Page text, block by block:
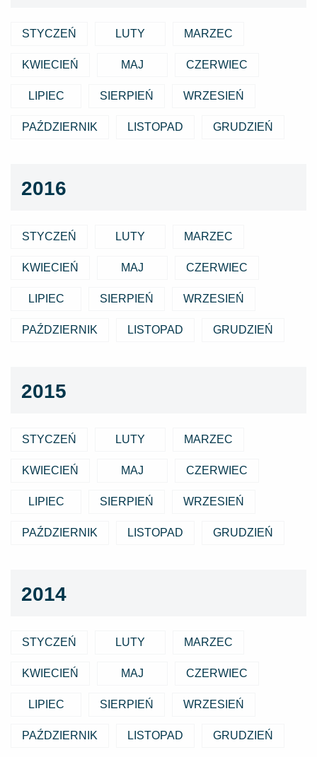
STYCZEŃ LUTY MARZEC
KWIECIEŃ MAJ CZERWIEC
LIPIEC SIERPIEŃ WRZESIEŃ
PAŹDZIERNIK LISTOPAD GRUDZIEŃ
2016
STYCZEŃ LUTY MARZEC
KWIECIEŃ MAJ CZERWIEC
LIPIEC SIERPIEŃ WRZESIEŃ
PAŹDZIERNIK LISTOPAD GRUDZIEŃ
2015
STYCZEŃ LUTY MARZEC
KWIECIEŃ MAJ CZERWIEC
LIPIEC SIERPIEŃ WRZESIEŃ
PAŹDZIERNIK LISTOPAD GRUDZIEŃ
2014
STYCZEŃ LUTY MARZEC
KWIECIEŃ MAJ CZERWIEC
LIPIEC SIERPIEŃ WRZESIEŃ
PAŹDZIERNIK LISTOPAD GRUDZIEŃ